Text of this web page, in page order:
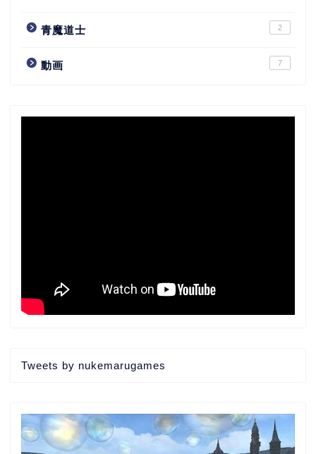
青魔道士 2
動画 7
Tweets by nukemarugames